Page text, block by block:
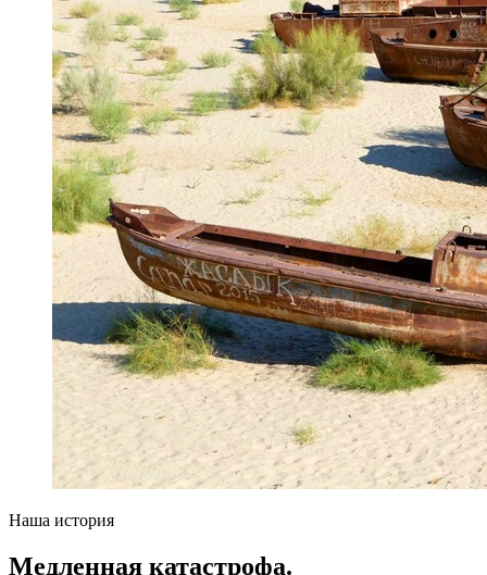
Наша история
Медленная катастрофа.